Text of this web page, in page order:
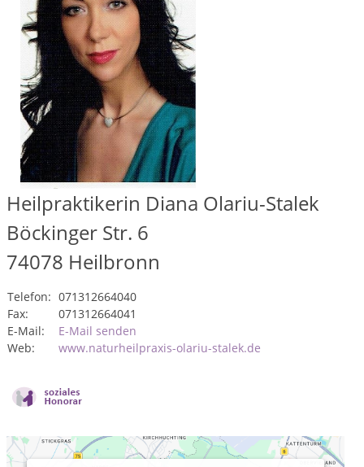
Heilpraktikerin Diana Olariu-Stalek
Böckinger Str. 6
74078 Heilbronn
Telefon: 071312664040
Fax:
071312664041
E-Mail:
E-Mail senden
Web:
www.naturheilpraxis-olariu-stalek.de